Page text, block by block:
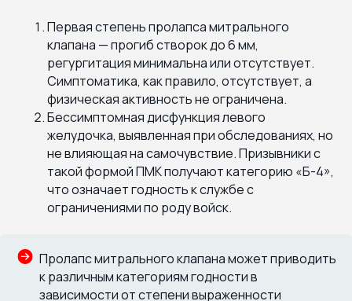
Первая степень пролапса митрального
клапана — прогиб створок до 6 мм,
регургитация минимальна или отсутствует.
Симптоматика, как правило, отсутствует, а
физическая активность не ограничена.
Бессимптомная дисфункция левого
желудочка, выявленная при обследованиях, но
не влияющая на самочувствие. Призывники с
такой формой ПМК получают категорию «Б-4»,
что означает годность к службе с
ограничениями по роду войск.
Пролапс митрального клапана может приводить
к различным категориям годности в
зависимости от степени выраженности